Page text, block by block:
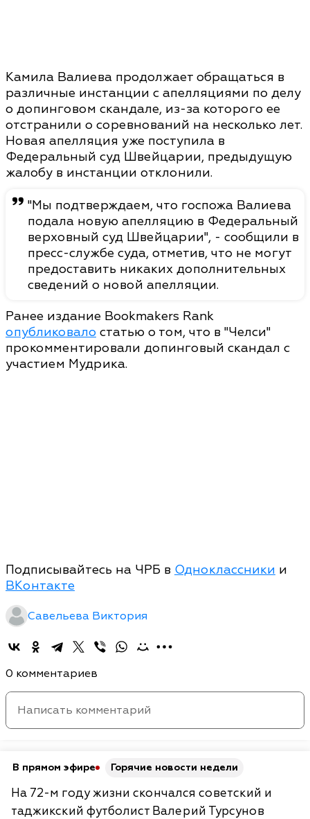
Камила Валиева продолжает обращаться в
различные инстанции с апелляциями по делу
о допинговом скандале, из-за которого ее
отстранили о соревнований на несколько лет.
Новая апелляция уже поступила в
Федеральный суд Швейцарии, предыдущую
жалобу в инстанции отклонили.
"Мы подтверждаем, что госпожа Валиева
подала новую апелляцию в Федеральный
верховный суд Швейцарии", - сообщили в
пресс-службе суда, отметив, что не могут
предоставить никаких дополнительных
сведений о новой апелляции.
Ранее издание Bookmakers Rank
опубликовало статью о том, что в "Челси"
прокомментировали допинговый скандал с
участием Мудрика.
Подписывайтесь на ЧРБ в Одноклассники и
ВКонтакте
Савельева Виктория
0 комментариев
В прямом эфире Горячие новости недели
На 72-м году жизни скончался советский и
таджикский футболист Валерий Турсунов